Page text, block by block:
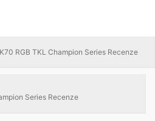
RGB TKL Champion Series Recenze
Series Recenze